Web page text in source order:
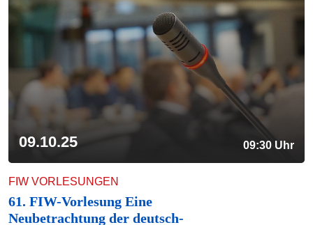
09.10.25 09:30 Uhr
FIW VORLESUNGEN
61. FIW-Vorlesung Eine
Neubetrachtung der deutsch-